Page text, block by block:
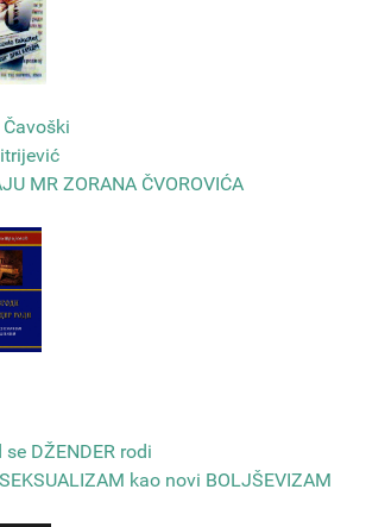
MR ZORANA ČVOROVIĆA
DŽENDER rodi
kao novi BOLJŠEVIZAM